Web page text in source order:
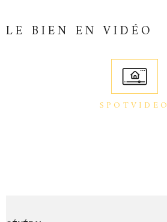
LE BIEN EN VIDÉO
SPOTVIDEO